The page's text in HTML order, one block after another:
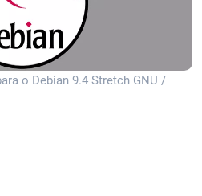
o Debian 9.4 Stretch GNU /